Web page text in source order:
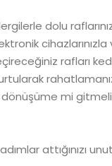
dolu
rafları
dönüşüme mi
attığınızı